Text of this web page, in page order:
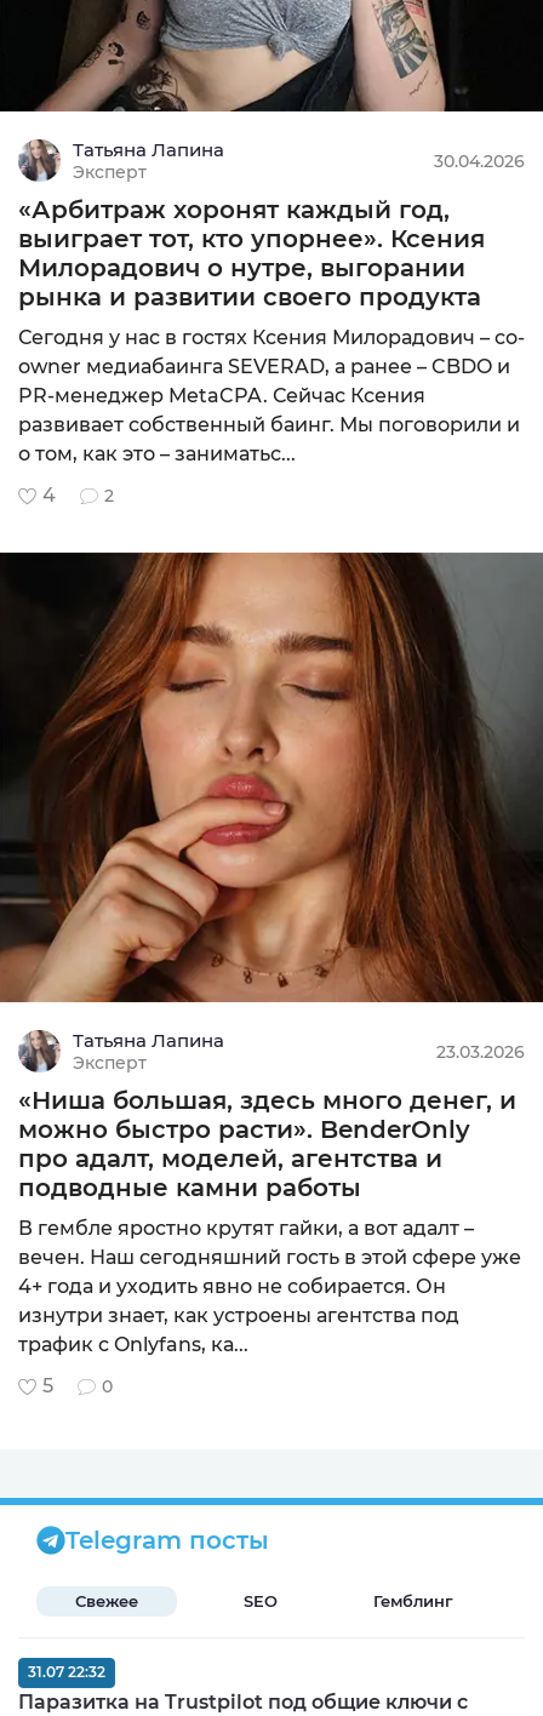
Татьяна Лапина
Эксперт
30.04.2026
«Арбитраж хоронят каждый год,
выиграет тот, кто упорнее». Ксения
Милорадович о нутре, выгорании
рынка и развитии своего продукта
Сегодня у нас в гостях Ксения Милорадович – co-
owner медиабаинга SEVERAD, а ранее – CBDO и
PR-менеджер MetaCPA. Сейчас Ксения
развивает собственный баинг. Мы поговорили и
о том, как это – заниматьс...
4
2
Татьяна Лапина
Эксперт
23.03.2026
«Ниша большая, здесь много денег, и
можно быстро расти». BenderOnly
про адалт, моделей, агентства и
подводные камни работы
В гембле яростно крутят гайки, а вот адалт –
вечен. Наш сегодняшний гость в этой сфере уже
4+ года и уходить явно не собирается. Он
изнутри знает, как устроены агентства под
трафик с Onlyfans, ка...
5
0
Telegram посты
Свежее SEO Гемблинг
Паразитка на Trustpilot под общие ключи с
31.07 22:32